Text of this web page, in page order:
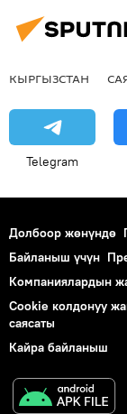
КЫРГЫЗСТАН
Telegram
Долбоор жөнүндө
Байланыш үчүн
Компаниялардын
Cookie колдонуу
саясаты
Кайра байланыш